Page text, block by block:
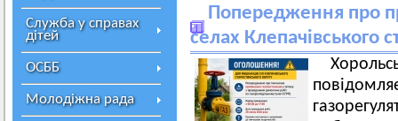
Служба у справах
дітей
ОСББ
Молодіжна рада
Попередження про
селах Клепачівського